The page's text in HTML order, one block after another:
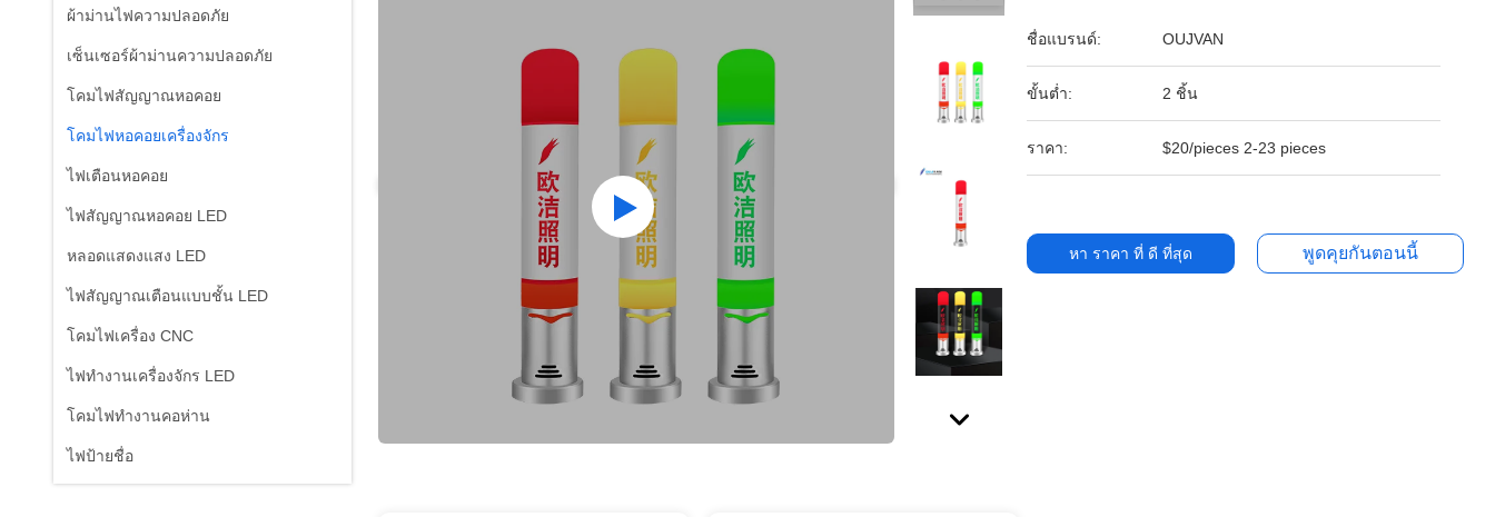
ผ้าม่านไฟความปลอดภัย
เซ็นเซอร์ผ้าม่านความปลอดภัย
โคมไฟสัญญาณหอคอย
โคมไฟหอคอยเครื่องจักร
ไฟเตือนหอคอย
ไฟสัญญาณหอคอย LED
หลอดแสดงแสง LED
ไฟสัญญาณเตือนแบบชั้น LED
โคมไฟเครื่อง CNC
ไฟทำงานเครื่องจักร LED
โคมไฟทำงานคอห่าน
ไฟป้ายชื่อ
ชื่อแบรนด์: OUJVAN
ขั้นต่ำ: 2 ชิ้น
ราคา: $20/pieces 2-23 pieces
หา ราคา ที่ ดี ที่สุด พูดคุยกันตอนนี้